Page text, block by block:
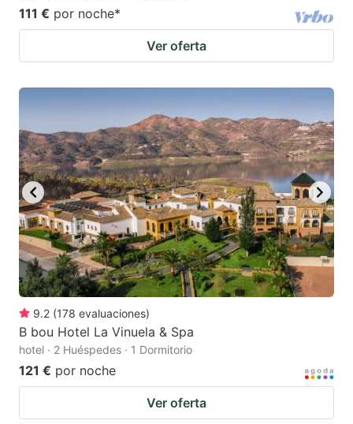
111 € por noche*
Ver oferta
9.2 (178 evaluaciones)
B bou Hotel La Vinuela & Spa
hotel · 2 Huéspedes · 1 Dormitorio
121 € por noche
Ver oferta